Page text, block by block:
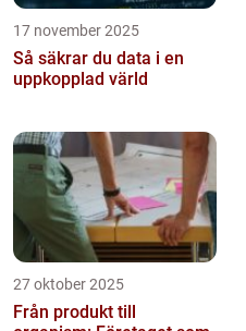
17 november 2025
Så säkrar du data i en
uppkopplad värld
27 oktober 2025
Från produkt till